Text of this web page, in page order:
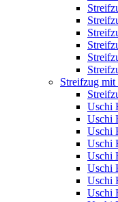
Streifzug
Uschi
Uschi
Uschi
Uschi
Uschi
Uschi
Uschi
Uschi